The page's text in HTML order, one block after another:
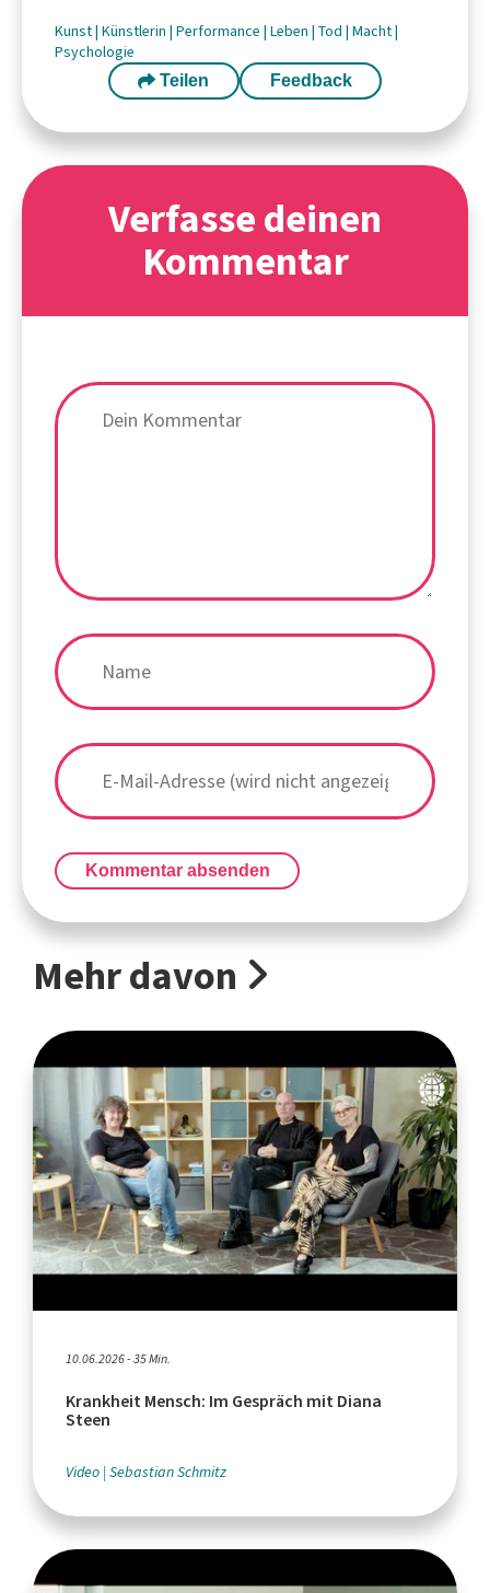
Kunst| Künstlerin | Performance | Leben | Tod | Macht|
Psychologie
Teilen Feedback
Verfasse deinen
Kommentar
Kommentar absenden
Mehr davon
10.06.2026 - 35 Min.
Krankheit Mensch: Im Gespräch mit Diana
Steen
Video Sebastian Schmitz